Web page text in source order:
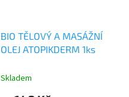
BIO TĚLOVÝ A MASÁŽNÍ
OLEJ ATOPIKDERM 1ks
Skladem